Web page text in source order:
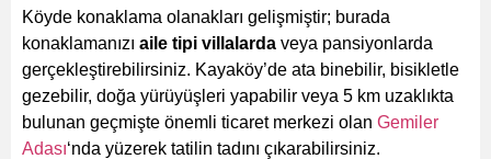
Köyde konaklama olanakları gelişmiştir; burada
konaklamanızı aile tipi villalarda veya pansiyonlarda
gerçekleştirebilirsiniz. Kayaköy’de ata binebilir, bisikletle
gezebilir, doğa yürüyüşleri yapabilir veya 5 km uzaklıkta
bulunan geçmişte önemli ticaret merkezi olan Gemiler
Adası‘nda yüzerek tatilin tadını çıkarabilirsiniz.